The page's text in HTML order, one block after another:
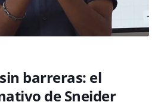
barreras: el
de Sneider